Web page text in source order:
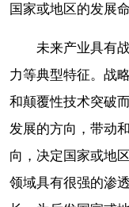
国家或地区的发展命
未来产业具有
力等典型特征。战
和颠覆性技术突破
发展的方向，带动
向，决定国家或地
领域具有很强的渗